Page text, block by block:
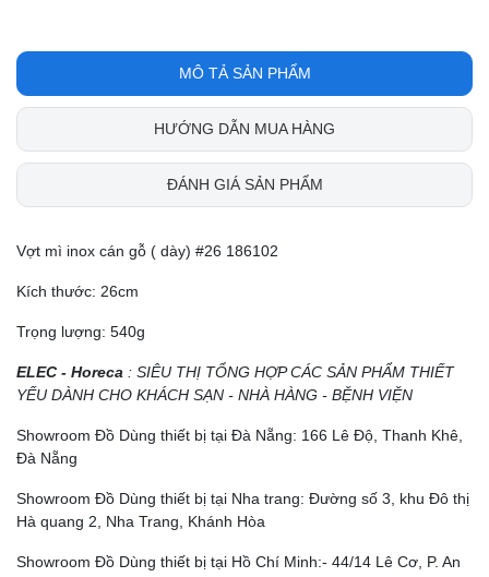
MÔ TẢ SẢN PHẨM
HƯỚNG DẪN MUA HÀNG
ĐÁNH GIÁ SẢN PHẨM
Vợt mì inox cán gỗ ( dày) #26 186102
Kích thước: 26cm
Trọng lượng: 540g
ELEC - Horeca : SIÊU THỊ TỔNG HỢP CÁC SẢN PHẨM THIẾT
YẾU DÀNH CHO KHÁCH SẠN - NHÀ HÀNG - BỆNH VIỆN
Showroom Đồ Dùng thiết bị tại Đà Nẵng: 166 Lê Độ, Thanh Khê,
Đà Nẵng
Showroom Đồ Dùng thiết bị tại Nha trang: Đường số 3, khu Đô thị
Hà quang 2, Nha Trang, Khánh Hòa
Showroom Đồ Dùng thiết bị tại Hồ Chí Minh:- 44/14 Lê Cơ, P. An